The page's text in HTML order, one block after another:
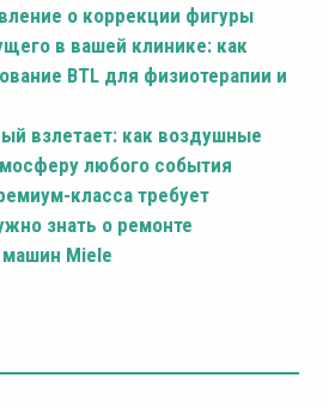
о коррекции фигуры
в вашей клинике: как
BTL для физиотерапии и
взлетает: как воздушные
любого события
класса требует
знать о ремонте
Miele